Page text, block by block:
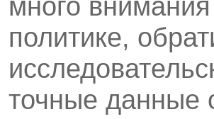
политике,
точные данные